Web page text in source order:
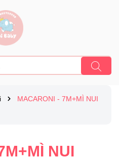
MACARONI - 7M+MÌ NUI
NUI